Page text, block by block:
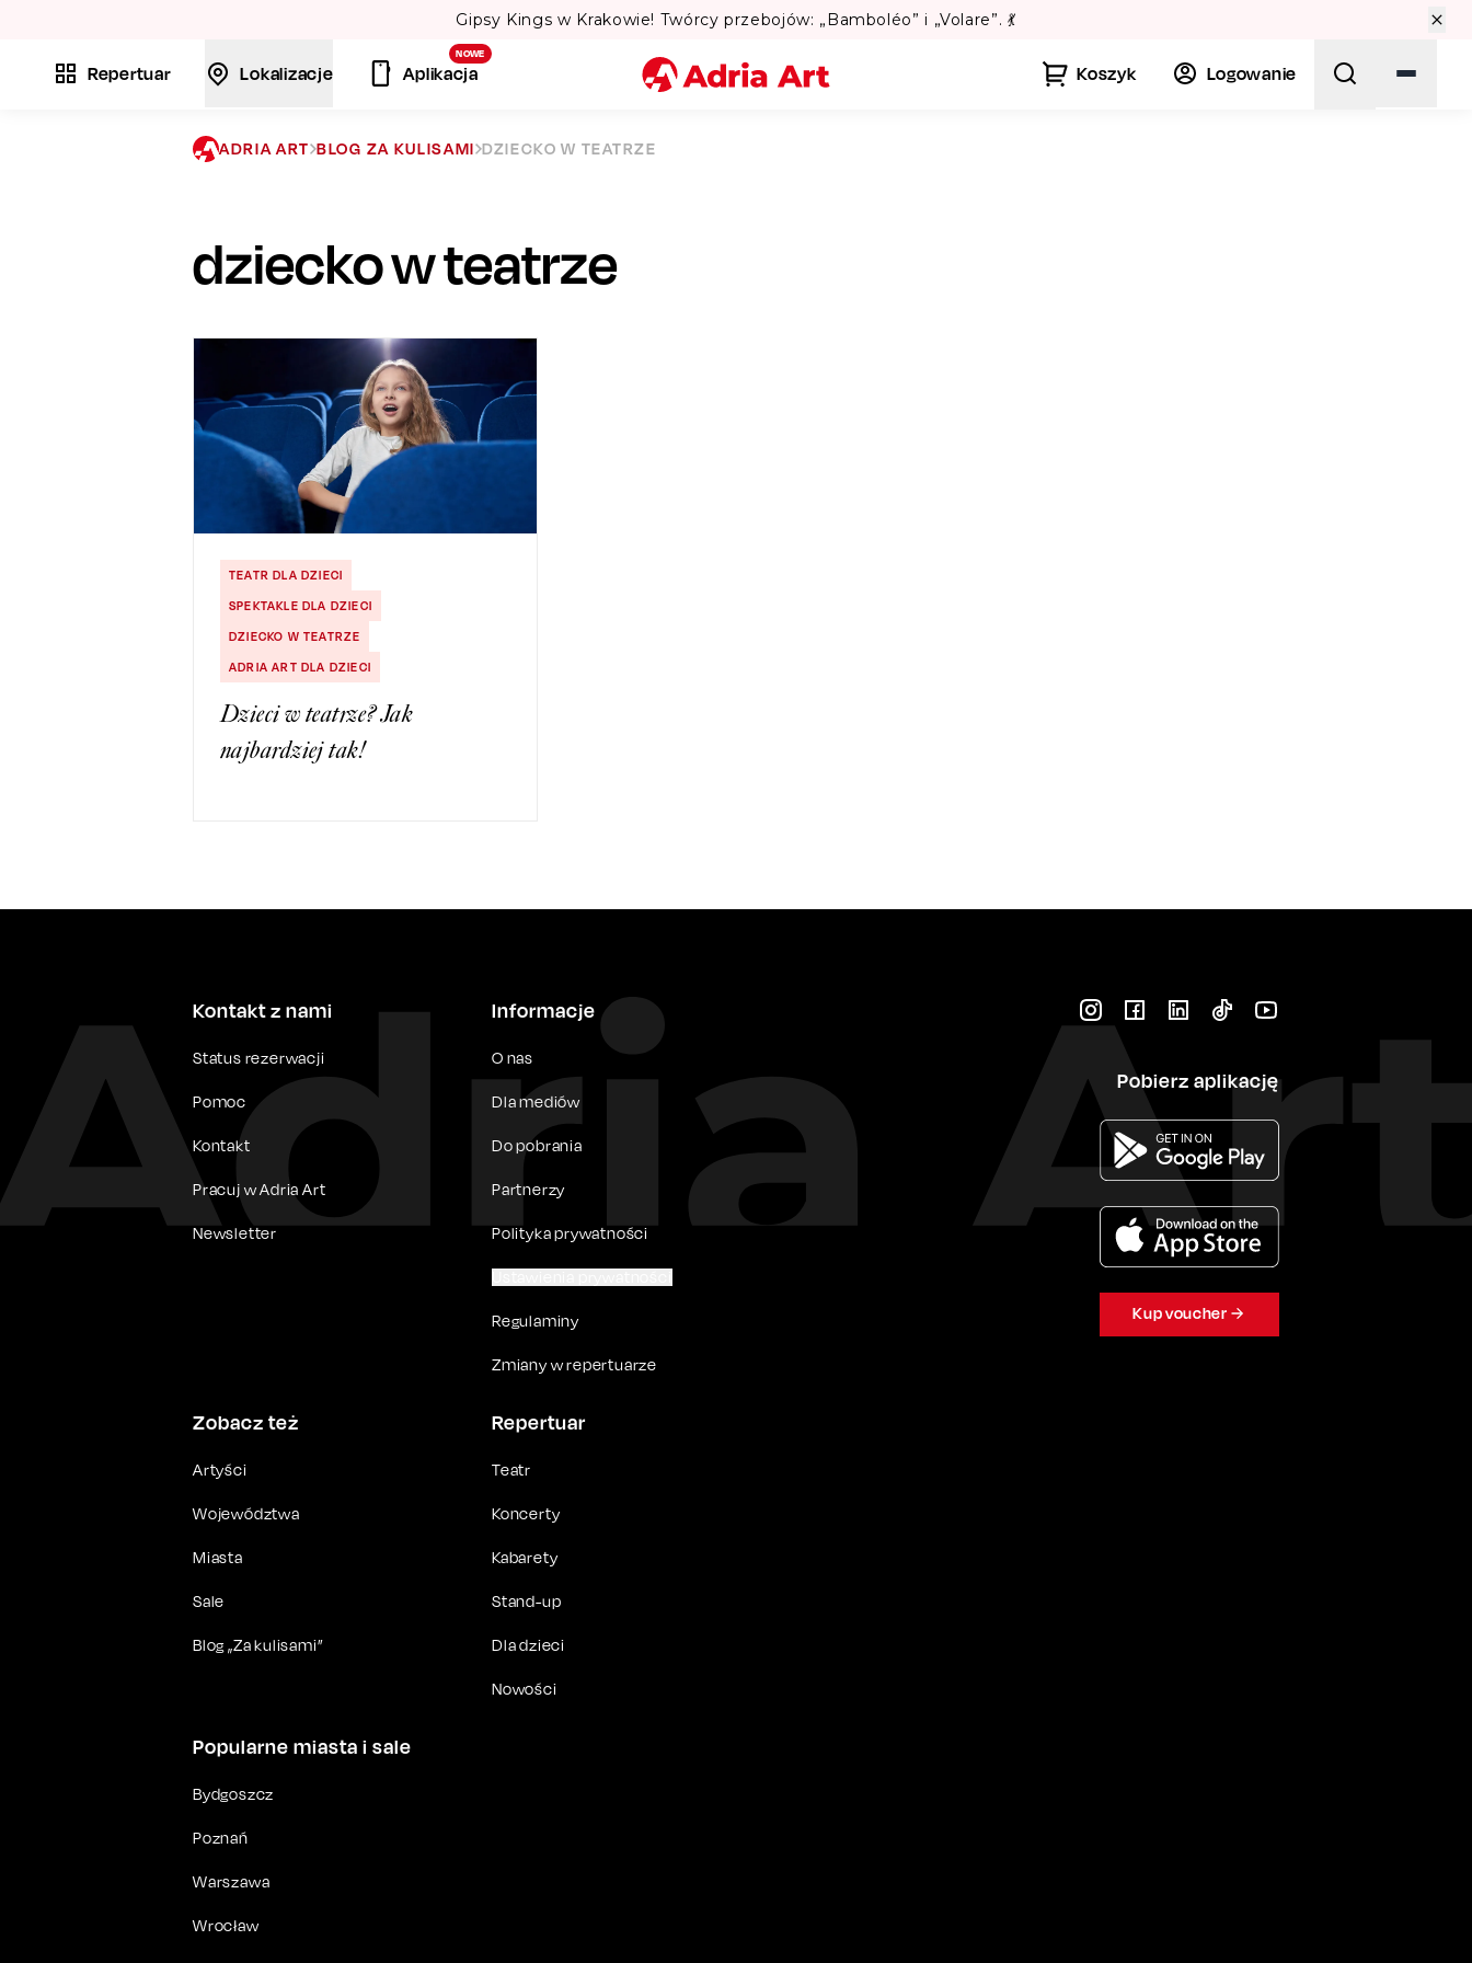
Lato w Warszawie? Sprawdź Teatralne Lato
Repertuar Lokalizacje
NOWE
Aplikacja Koszyk Logowanie
ADRIA ART BLOG ZA KULISAMI DZIECKO W TEATRZE
dziecko w teatrze
TEATR DLA DZIECI
SPEKTAKLE DLA DZIECI
DZIECKO W TEATRZE
ADRIA ART DLA DZIECI
Dzieci w teatrze? Jak
najbardziej tak!
Kontakt z nami
Status rezerwacji
Pomoc
Kontakt
Pracuj w Adria Art
Newsletter
Informacje
O nas
Dla mediów
Do pobrania
Partnerzy
Polityka prywatności
Regulaminy
Zmiany w repertuarze
Zobacz też
Artyści
Województwa
Miasta
Sale
Blog „Za kulisami”
Repertuar
Teatr
Koncerty
Kabarety
Stand-up
Dla dzieci
Nowości
Popularne miasta i sale
Bydgoszcz
Poznań
Warszawa
Wrocław
Pobierz aplikację
Kup voucher